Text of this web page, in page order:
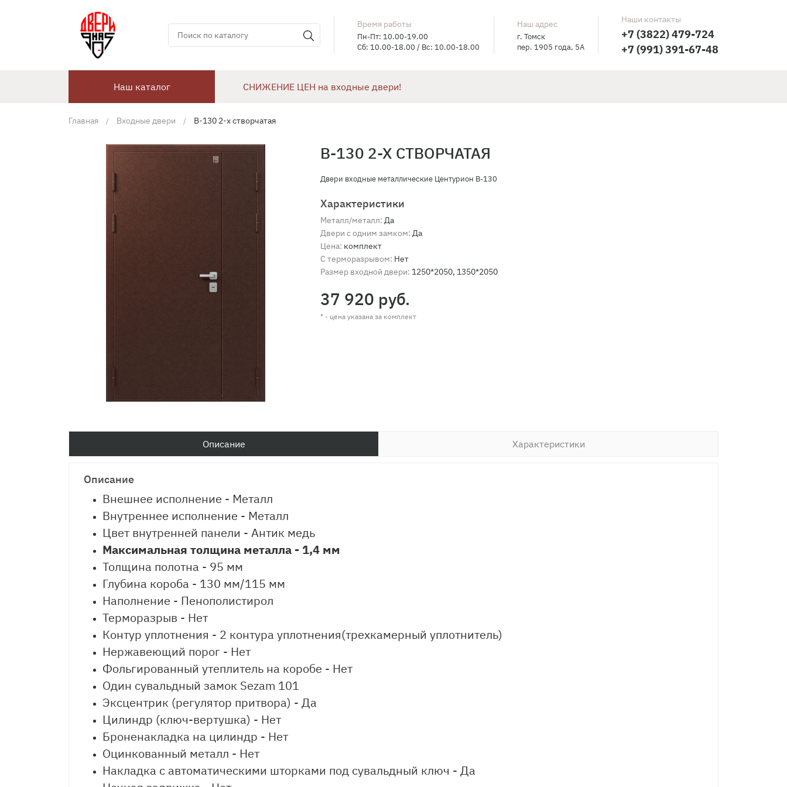
Время работы
Пн-Пт: 10.00-19.00
Сб: 10.00-18.00 / Вс: 10.00-18.00
Наш адрес
г. Томск
пер. 1905 года, 5А
Наши контакты
+7 (3822) 479-724
+7 (991) 391-67-48
Наш каталог СНИЖЕНИЕ ЦЕН на входные двери!
Главная Входные двери В-130 2-х створчатая
В-130 2-Х СТВОРЧАТАЯ
Двери входные металлические Центурион В-130
Характеристики
Металл/металл: Да
Двери с одним замком: Да
Цена: комплект
С терморазрывом: Нет
Размер входной двери: 1250*2050, 1350*2050
37 920 руб.
* - цена указана за комплект
Описание Характеристики
Описание
Внешнее исполнение - Металл
Внутреннее исполнение - Металл
Цвет внутренней панели - Антик медь
Максимальная толщина металла - 1,4 мм
Толщина полотна - 95 мм
Глубина короба - 130 мм/115 мм
Наполнение - Пенополистирол
Терморазрыв - Нет
Контур уплотнения - 2 контура уплотнения(трехкамерный уплотнитель)
Нержавеющий порог - Нет
Фольгированный утеплитель на коробе - Нет
Один сувальдный замок Sezam 101
Эксцентрик (регулятор притвора) - Да
Цилиндр (ключ-вертушка) - Нет
Броненакладка на цилиндр - Нет
Оцинкованный металл - Нет
Накладка с автоматическими шторками под сувальдный ключ - Да